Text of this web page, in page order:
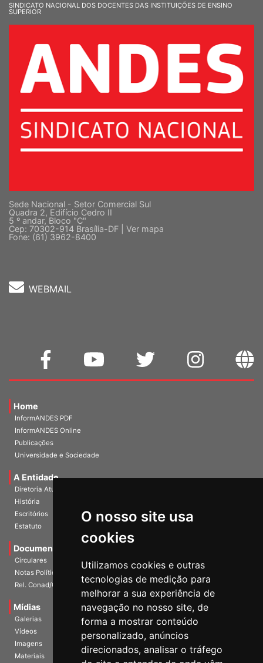
O nosso site usa
cookies
Utilizamos cookies e outras
tecnologias de medição para
melhorar a sua experiência de
navegação no nosso site, de
forma a mostrar conteúdo
personalizado, anúncios
direcionados, analisar o tráfego
SINDICATO NACIONAL DOS DOCENTES DAS INSTITUIÇÕES DE ENSINO
SUPERIOR
Sede Nacional - Setor Comercial Sul
Quadra 2, Edifício Cedro II
5 º andar, Bloco "C"
Cep: 70302-914 Brasília-DF | Ver mapa
Fone: (61) 3962-8400
WEBMAIL
Home
InformANDES PDF
InformANDES Online
Publicações
Universidade e Sociedade
A Entidade
Diretoria Atual
História
Escritórios
Estatuto
Documentos
Circulares
Notas Políticas
Rel. Conad/Congresso
Mídias
Galerias
Vídeos
Imagens
Materiais